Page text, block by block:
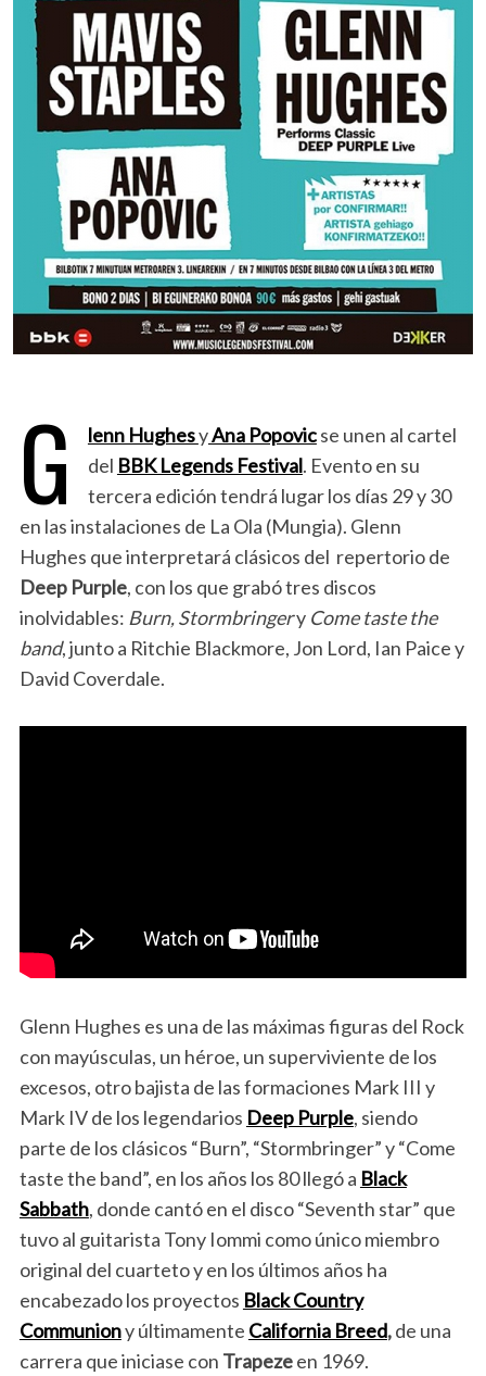
G lenn HughesyAna Popovicse unen al cartel
del BBK Legends Festival. Evento en su
tercera edición tendrá lugar los días 29 y 30
en las instalaciones de La Ola (Mungia). Glenn
Hughes que interpretará clásicos del repertorio de
Deep Purple, con los que grabó tres discos
inolvidables: Burn, Stormbringery Come taste the
band, junto a Ritchie Blackmore, Jon Lord, Ian Paice y
David Coverdale.
Glenn Hughes es una de las máximas figuras del Rock
con mayúsculas, un héroe, un superviviente de los
excesos, otro bajista de las formaciones Mark III y
Mark IV de los legendarios Deep Purple, siendo
parte de los clásicos “Burn”, “Stormbringer” y “Come
taste the band”, en los años los 80 llegó a Black
Sabbath, donde cantó en el disco “Seventh star” que
tuvo al guitarista Tony Iommi como único miembro
original del cuarteto y en los últimos años ha
encabezado los proyectos Black Country
Communiony últimamente California Breed,de una
carrera que iniciase con Trapezeen 1969.